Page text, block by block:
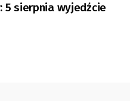
5 sierpnia wyjedźcie